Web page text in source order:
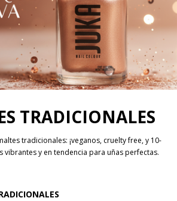
TRADICIONALES
tradicionales: ¡veganos, cruelty free, y 10-
vibrantes y en tendencia para uñas perfectas.